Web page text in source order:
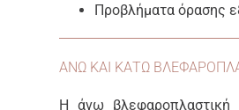
Προβλήματα όρασης
ΑΝΩ ΚΑΙ ΚΑΤΩ
Η άνω βλεφαροπλαστική